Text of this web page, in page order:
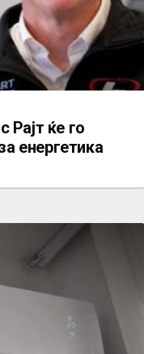
Рајт ќе го
енергетика